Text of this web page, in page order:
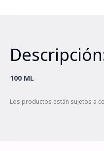
100 ML
Los productos están sujetos a